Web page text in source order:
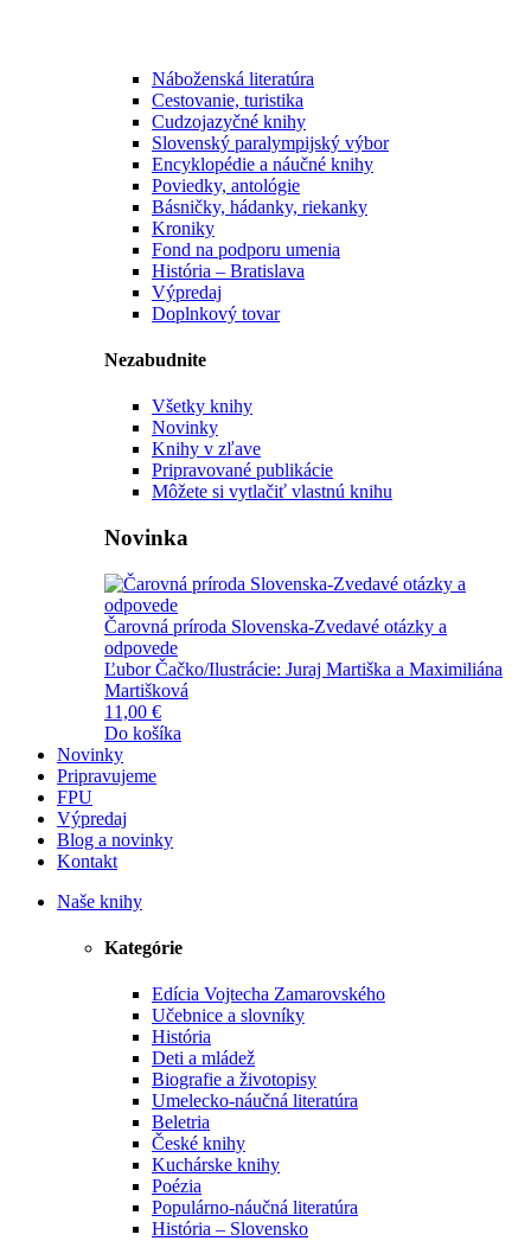
Náboženská literatúra
Cestovanie, turistika
Cudzojazyčné knihy
Slovenský paralympijský výbor
Encyklopédie a náučné knihy
Poviedky, antológie
Básničky, hádanky, riekanky
Kroniky
Fond na podporu umenia
História – Bratislava
Výpredaj
Doplnkový tovar
Nezabudnite
Všetky knihy
Novinky
Knihy v zľave
Pripravované publikácie
Môžete si vytlačiť vlastnú knihu
Novinka
Čarovná príroda Slovenska-Zvedavé otázky a
odpovede
Ľubor Čačko/Ilustrácie: Juraj Martiška a Maximiliána
Martišková
11,00 €
Do košíka
Novinky
Pripravujeme
FPU
Výpredaj
Blog a novinky
Kontakt
Naše knihy
Kategórie
Edícia Vojtecha Zamarovského
Učebnice a slovníky
História
Deti a mládež
Biografie a životopisy
Umelecko-náučná literatúra
Beletria
České knihy
Kuchárske knihy
Poézia
Populárno-náučná literatúra
História – Slovensko